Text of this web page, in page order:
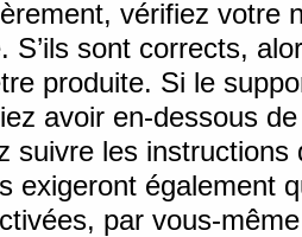
vérifiez votre
S’ils sont corrects,
produite. Si le
avoir en-dessous
suivre les
exigeront également
par vous-